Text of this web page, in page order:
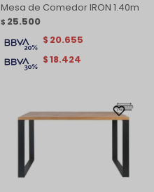
Mesa de Comedor IRON 1.40m
$ 25.500
$18.424
$ 20.655